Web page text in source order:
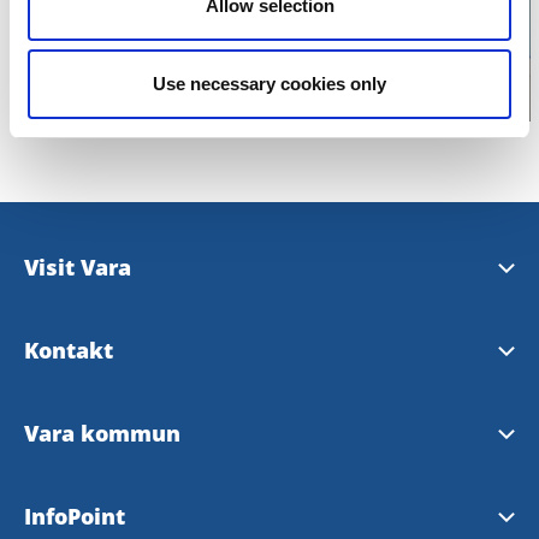
Allow selection
Use necessary cookies only
Visit Vara
Tipsa om evenemang
Kontakt
kommun@vara.se
Vara kommun
Stora Torget 8, Vara
InfoPoint